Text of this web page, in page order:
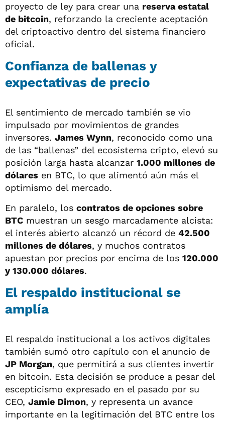
proyecto de ley para crear una reserva estatal
de bitcoin, reforzando la creciente aceptación
del criptoactivo dentro del sistema financiero
oficial.
Confianza de ballenas y
expectativas de precio
El sentimiento de mercado también se vio
impulsado por movimientos de grandes
inversores. James Wynn, reconocido como una
de las “ballenas” del ecosistema cripto, elevó su
posición larga hasta alcanzar 1.000 millones de
dólares en BTC, lo que alimentó aún más el
optimismo del mercado.
En paralelo, los contratos de opciones sobre
BTC muestran un sesgo marcadamente alcista:
el interés abierto alcanzó un récord de 42.500
millones de dólares, y muchos contratos
apuestan por precios por encima de los 120.000
y 130.000 dólares.
El respaldo institucional se
amplía
El respaldo institucional a los activos digitales
también sumó otro capítulo con el anuncio de
JP Morgan, que permitirá a sus clientes invertir
en bitcoin. Esta decisión se produce a pesar del
escepticismo expresado en el pasado por su
CEO, Jamie Dimon, y representa un avance
importante en la legitimación del BTC entre los